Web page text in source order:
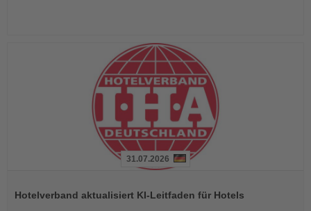
die
31.07.2026
Hotelverband aktualisiert KI-Leitfaden für Hotels